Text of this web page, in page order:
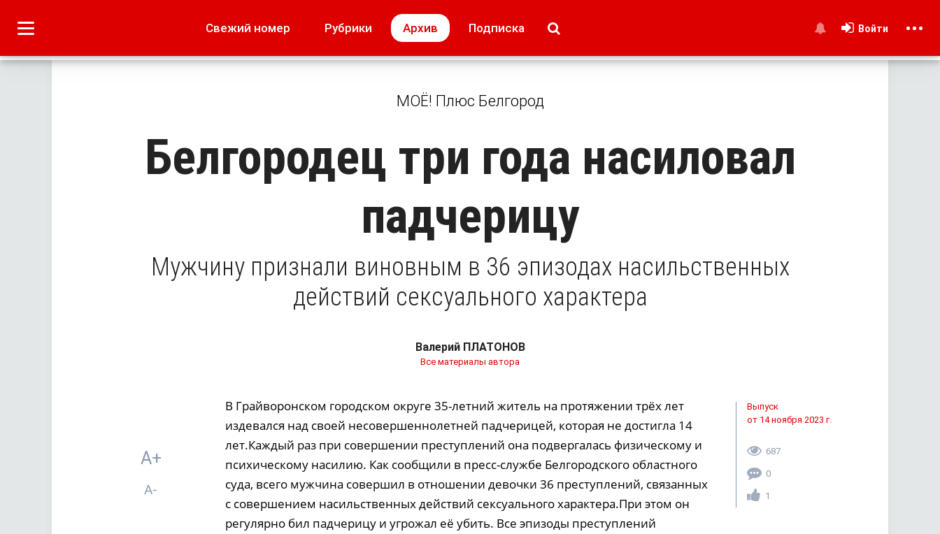
Свежий номер Рубрики Архив Подписка Войти
Лето наших читателей
МОЁ! Плюс Липецк
Образование + карьера
Свадьба недели
МОЁ! Плюс Белгород
Белгородец три года насиловал
падчерицу
Мужчину признали виновным в 36 эпизодах насильственных
действий сексуального характера
Валерий ПЛАТОНОВ
Все материалы автора
A+
A-
В Грайворонском городском округе 35-летний житель на протяжении трёх лет
издевался над своей несовершеннолетней падчерицей, которая не достигла 14
лет.Каждый раз при совершении преступлений она подвергалась физическому и
психическому насилию. Как сообщили в пресс-службе Белгородского областного
суда, всего мужчина совершил в отношении девочки 36 преступлений, связанных
с совершением насильственных действий сексуального характера.При этом он
регулярно бил падчерицу и угрожал её убить. Все эпизоды преступлений
Выпуск
от 14 ноября 2023 г.
687
0
1